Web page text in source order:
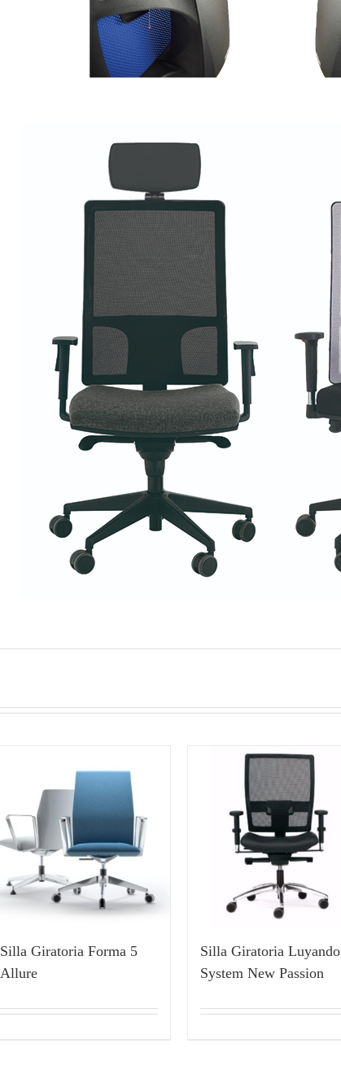
Silla Giratoria Forma 5
Allure
Silla Giratoria Luyando
System New Passion